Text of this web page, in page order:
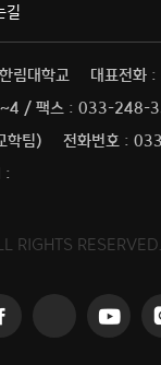
길
림대학교
대표전화 :
/ 팩스 : 033-248-
학팀)
전화번호 :
:
RIGHTS